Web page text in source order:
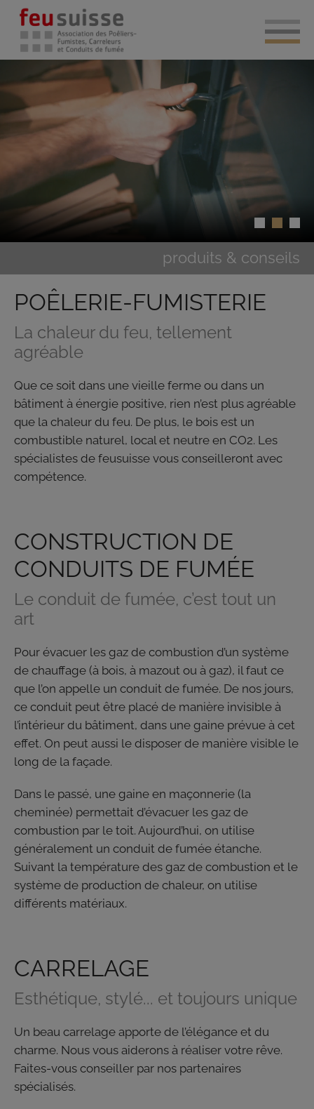
produits & conseils
POÊLERIE-FUMISTERIE
La chaleur du feu, tellement
agréable
Que ce soit dans une vieille ferme ou dans un
bâtiment à énergie positive, rien n’est plus agréable
que la chaleur du feu. De plus, le bois est un
combustible naturel, local et neutre en CO2. Les
spécialistes de feusuisse vous conseilleront avec
compétence.
CONSTRUCTION DE
CONDUITS DE FUMÉE
Le conduit de fumée, c’est tout un
art
Pour évacuer les gaz de combustion d’un système
de chauffage (à bois, à mazout ou à gaz), il faut ce
que l’on appelle un conduit de fumée. De nos jours,
ce conduit peut être placé de manière invisible à
l’intérieur du bâtiment, dans une gaine prévue à cet
effet. On peut aussi le disposer de manière visible le
long de la façade.
Dans le passé, une gaine en maçonnerie (la
cheminée) permettait d’évacuer les gaz de
combustion par le toit. Aujourd’hui, on utilise
généralement un conduit de fumée étanche.
Suivant la température des gaz de combustion et le
système de production de chaleur, on utilise
différents matériaux.
CARRELAGE
Esthétique, stylé... et toujours unique
Un beau carrelage apporte de l’élégance et du
charme. Nous vous aiderons à réaliser votre rêve.
Faites-vous conseiller par nos partenaires
spécialisés.